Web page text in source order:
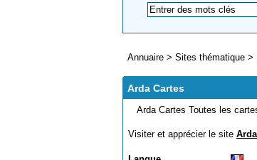
Annuaire > Sites thématique >
Arda Cartes
Arda Cartes Toutes les
Visiter et apprécier le site